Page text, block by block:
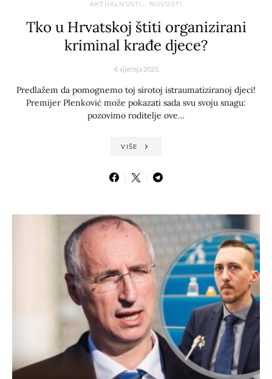
AKTUALNOSTI NOVOSTI
Tko u Hrvatskoj štiti organizirani
kriminal krađe djece?
4. siječnja 2023.
Predlažem da pomognemo toj sirotoj istraumatiziranoj djeci!
Premijer Plenković može pokazati sada svu svoju snagu:
pozovimo roditelje ove…
VIŠE